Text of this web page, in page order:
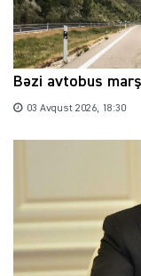
Bəzi avtobus
03 Avqust 2026, 18:30